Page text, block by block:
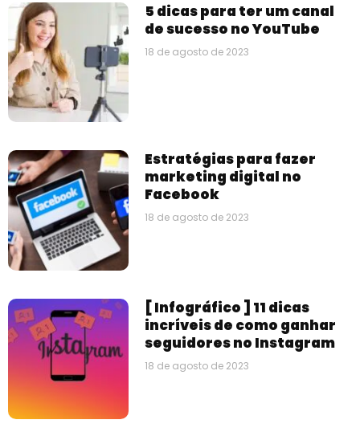
5 dicas para ter um canal
de sucesso no YouTube
18 de agosto de 2023
Estratégias para fazer
marketing digital no
Facebook
18 de agosto de 2023
[ Infográfico ] 11 dicas
incríveis de como ganhar
seguidores no Instagram
18 de agosto de 2023